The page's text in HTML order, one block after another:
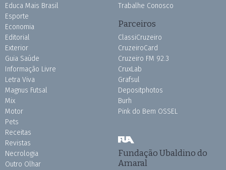
Educa Mais Brasil
Esporte
Economia
Editorial
Exterior
Guia Saúde
Informação Livre
Letra Viva
Magnus Futsal
Mix
Motor
Pets
Receitas
Revistas
Necrologia
Outro Olhar
Trabalhe Conosco
Parceiros
ClassiCruzeiro
CruzeiroCard
Cruzeiro FM 92.3
CruxLab
Grafsul
Depositphotos
Burh
Pink do Bem OSSEL
Fundação Ubaldino do
Amaral